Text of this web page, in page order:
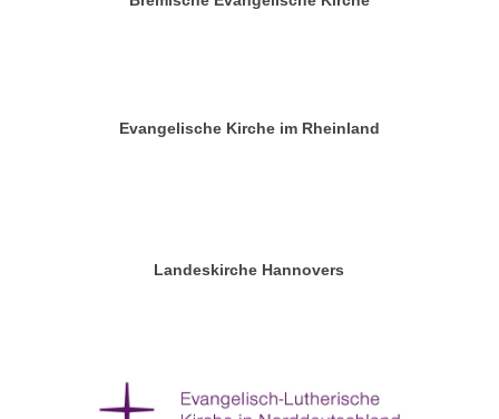
Evangelische Kirche im Rheinland
Landeskirche Hannovers